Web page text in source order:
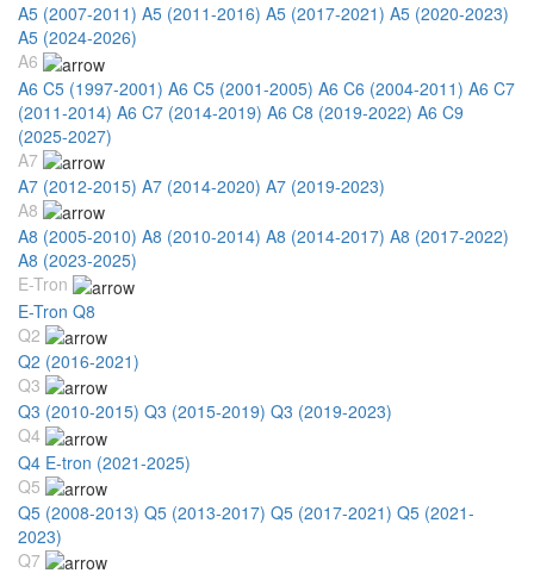
A5 (2007-2011) A5 (2011-2016) A5 (2017-2021) A5 (2020-2023)
A5 (2024-2026)
A6
A6 C5 (1997-2001) A6 C5 (2001-2005) A6 C6 (2004-2011) A6 C7
(2011-2014) A6 C7 (2014-2019) A6 C8 (2019-2022) A6 C9
(2025-2027)
A7
A7 (2012-2015) A7 (2014-2020) A7 (2019-2023)
A8
A8 (2005-2010) A8 (2010-2014) A8 (2014-2017) A8 (2017-2022)
A8 (2023-2025)
E-Tron
E-Tron Q8
Q2
Q2 (2016-2021)
Q3
Q3 (2010-2015) Q3 (2015-2019) Q3 (2019-2023)
Q4
Q4 E-tron (2021-2025)
Q5
Q5 (2008-2013) Q5 (2013-2017) Q5 (2017-2021) Q5 (2021-
2023)
Q7